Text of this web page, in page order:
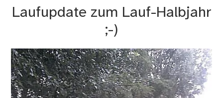
Laufupdate zum Lauf-Halbjahr
;-)